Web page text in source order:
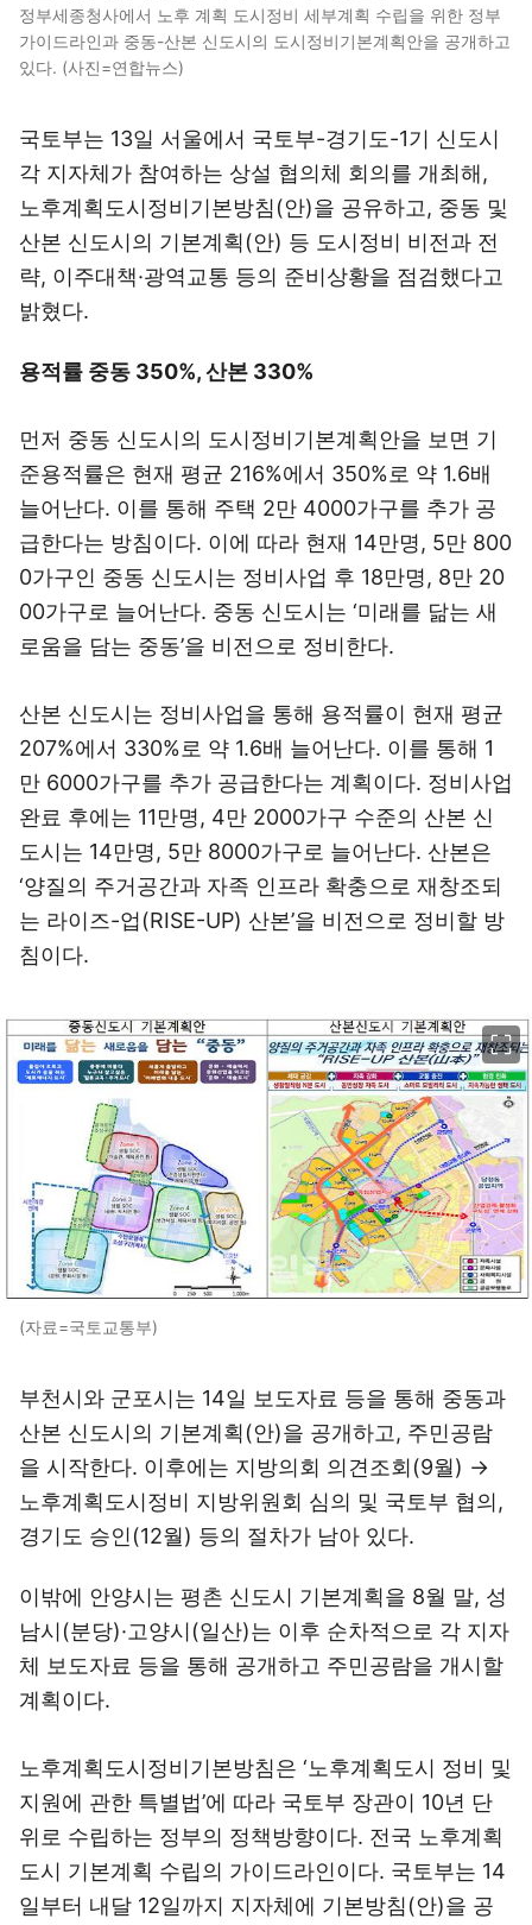
정부세종청사에서 노후 계획 도시정비 세부계획 수립을 위한 정부
가이드라인과 중동-산본 신도시의 도시정비기본계획안을 공개하고
있다. (사진=연합뉴스)
국토부는 13일 서울에서 국토부-경기도-1기 신도시
각 지자체가 참여하는 상설 협의체 회의를 개최해,
노후계획도시정비기본방침(안)을 공유하고, 중동 및
산본 신도시의 기본계획(안) 등 도시정비 비전과 전
략, 이주대책·광역교통 등의 준비상황을 점검했다고
밝혔다.
용적률 중동 350%, 산본 330%
먼저 중동 신도시의 도시정비기본계획안을 보면 기
준용적률은 현재 평균 216%에서 350%로 약 1.6배
늘어난다. 이를 통해 주택 2만 4000가구를 추가 공
급한다는 방침이다. 이에 따라 현재 14만명, 5만 800
0가구인 중동 신도시는 정비사업 후 18만명, 8만 20
00가구로 늘어난다. 중동 신도시는 ‘미래를 닮는 새
로움을 담는 중동’을 비전으로 정비한다.
산본 신도시는 정비사업을 통해 용적률이 현재 평균
207%에서 330%로 약 1.6배 늘어난다. 이를 통해 1
만 6000가구를 추가 공급한다는 계획이다. 정비사업
완료 후에는 11만명, 4만 2000가구 수준의 산본 신
도시는 14만명, 5만 8000가구로 늘어난다. 산본은
‘양질의 주거공간과 자족 인프라 확충으로 재창조되
는 라이즈-업(RISE-UP) 산본’을 비전으로 정비할 방
침이다.
(자료=국토교통부)
부천시와 군포시는 14일 보도자료 등을 통해 중동과
산본 신도시의 기본계획(안)을 공개하고, 주민공람
을 시작한다. 이후에는 지방의회 의견조회(9월) →
노후계획도시정비 지방위원회 심의 및 국토부 협의,
경기도 승인(12월) 등의 절차가 남아 있다.
이밖에 안양시는 평촌 신도시 기본계획을 8월 말, 성
남시(분당)·고양시(일산)는 이후 순차적으로 각 지자
체 보도자료 등을 통해 공개하고 주민공람을 개시할
계획이다.
노후계획도시정비기본방침은 ‘노후계획도시 정비 및
지원에 관한 특별법’에 따라 국토부 장관이 10년 단
위로 수립하는 정부의 정책방향이다. 전국 노후계획
도시 기본계획 수립의 가이드라인이다. 국토부는 14
일부터 내달 12일까지 지자체에 기본방침(안)을 공